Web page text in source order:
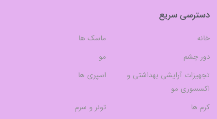
دسترسی سریع
خانه
ماسک ها
دور چشم
مو
تجهیزات آرایشی بهداشتی و
اکسسوری مو
اسپری ها
کرم ها
تونر و سرم